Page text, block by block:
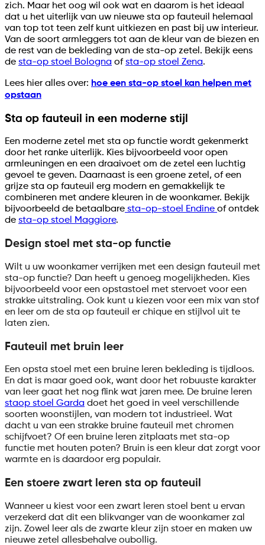
zich. Maar het oog wil ook wat en daarom is het ideaal
dat u het uiterlijk van uw nieuwe sta op fauteuil helemaal
van top tot teen zelf kunt uitkiezen en past bij uw interieur.
Van de soort armleggers tot aan de kleur van de biezen en
de rest van de bekleding van de sta-op zetel. Bekijk eens
de sta-op stoel Bologna ofsta-op stoel Zena.
Lees hier alles over: hoe een sta-op stoel kan helpen met
opstaan
Sta op fauteuil in een moderne stijl
Een moderne zetel met sta op functie wordt gekenmerkt
door het ranke uiterlijk. Kies bijvoorbeeld voor open
armleuningen en een draaivoet om de zetel een luchtig
gevoel te geven. Daarnaast is een groene zetel, of een
grijze sta op fauteuil erg modern en gemakkelijk te
combineren met andere kleuren in de woonkamer. Bekijk
bijvoorbeeld de betaalbare sta-op-stoel Endine of ontdek
de sta-op stoel Maggiore.
Design stoel met sta-op functie
Wilt u uw woonkamer verrijken met een design fauteuil met
sta-op functie? Dan heeft u genoeg mogelijkheden. Kies
bijvoorbeeld voor een opstastoel met stervoet voor een
strakke uitstraling. Ook kunt u kiezen voor een mix van stof
en leer om de sta op fauteuil er chique en stijlvol uit te
laten zien.
Fauteuil met bruin leer
Een opsta stoel met een bruine leren bekleding is tijdloos.
En dat is maar goed ook, want door het robuuste karakter
van leer gaat het nog flink wat jaren mee. De bruine leren
staop stoel Garda doet het goed in veel verschillende
soorten woonstijlen, van modern tot industrieel. Wat
dacht u van een strakke bruine fauteuil met chromen
schijfvoet? Of een bruine leren zitplaats met sta-op
functie met houten poten? Bruin is een kleur dat zorgt voor
warmte en is daardoor erg populair.
Een stoere zwart leren sta op fauteuil
Wanneer u kiest voor een zwart leren stoel bent u ervan
verzekerd dat dit een blikvanger van de woonkamer zal
zijn. Zowel leer als de zwarte kleur zijn stoer en maken uw
nieuwe zetel allesbehalve oubollig.